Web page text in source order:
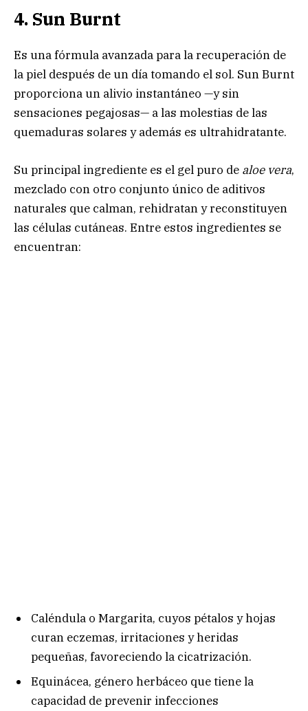
4. Sun Burnt
Es una fórmula avanzada para la recuperación de
la piel después de un día tomando el sol. Sun Burnt
proporciona un alivio instantáneo —y sin
sensaciones pegajosas— a las molestias de las
quemaduras solares y además es ultrahidratante.
Su principal ingrediente es el gel puro de aloe vera,
mezclado con otro conjunto único de aditivos
naturales que calman, rehidratan y reconstituyen
las células cutáneas. Entre estos ingredientes se
encuentran:
Caléndula o Margarita, cuyos pétalos y hojas
curan eczemas, irritaciones y heridas
pequeñas, favoreciendo la cicatrización.
Equinácea, género herbáceo que tiene la
capacidad de prevenir infecciones